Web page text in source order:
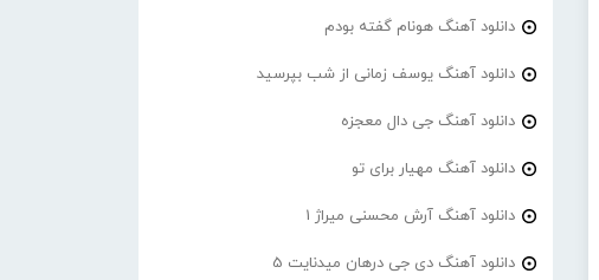
دانلود آهنگ هونام گفته بودم
دانلود آهنگ یوسف زمانی از شب بپرسید
دانلود آهنگ جی دال معجزه
دانلود آهنگ مهیار برای تو
دانلود آهنگ آرش محسنی میراژ 1
دانلود آهنگ دی جی درهان میدنایت 5